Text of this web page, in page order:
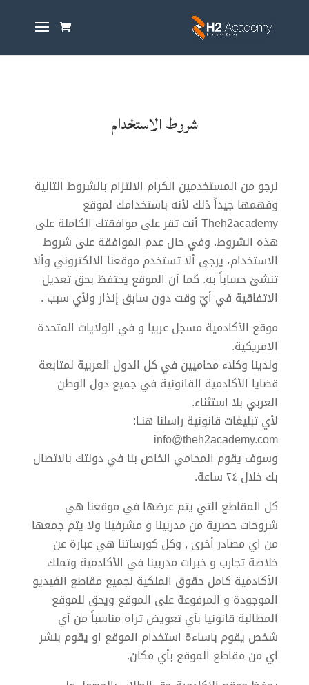
شروط الاستخدام
نرجو من المستخدمين الكرام الالتزام بالشروط التالية
وفهمها جيداً ذلك لأنه باستخدامك لموقع
Theh2academy أنت تقر على موافقتك الكاملة على
هذه الشروط. وفي حال عدم الموافقة على شروط
الاستخدام، يرجى ألا تستخدم موقعنا الالكتروني وألا
تنشئ حساباً به. كما أن الموقع يحتفظ بحق تعديل
الاتفاقية في أيّ وقت دون سابق إنذار ولأي سبب .
موقع الأكادمية مسجل عربيا و في الولايات المتحدة
الامريكية.
ولدينا وكلاء محاميين في كل الدول العربية لمتابعة
قضايا الأكادمية القانونية في جميع دول الوطن
العربي بلا استثناء.
لأي تبليغات قانونية راسلنا هنـا:
info@theh2academy.com
وسوف يقوم المحامي الخاص بنا في دولتك بالاتصال
بك خلال ٢٤ ساعة.
كل المقاطع التي يتم عرضها في موقعنا هي
شروحات حصرية من مدربينا و مشرفينا ولا يتم جمعها
من اي مصادر أخرى , وكل كورساتنا هي عبارة عن
خلاصة تجارب و خبرات مدربينا في الأكادمية وتملك
الأكادمية كامل حقوق الملكية لجميع مقاطع الفيديو
الموجودة و المرفوعة على الموقع ويحق للموقع
المطالبة قانونيا بأي تعويض تراه مناسباً من أي
شخص يقوم باساءة استخدام الموقع او يقوم بنشر
اي من مقاطع الموقع بأي مكان.